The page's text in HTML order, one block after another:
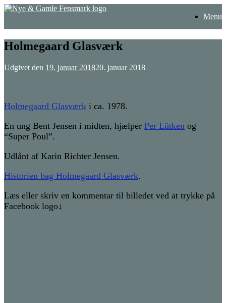
Gå
Menu
Holmegaard Glasværk
Udgivet den 19. januar 201820. januar 2018
Holmegaard Glasværk i ca. 1978.
En ung Bent Jensen i midten, hjælper Per Lütken og
“Super Poul”.
Udlånt af Karin Richter Jensen.
Historien bag Holmegaard Glasværk.
Læs eller skriv en kommentar til billedet ved at trykke på
Facebook logo↓